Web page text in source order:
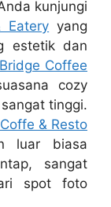
kunjungi
Eatery yang
estetik dan
Coffee
cozy
tinggi.
& Resto
luar biasa
sangat
spot foto